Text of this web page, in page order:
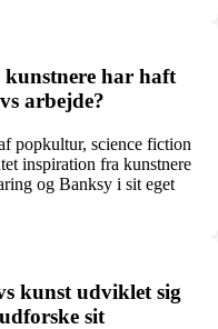
har haft
arbejde?
popkultur, science fiction
inspiration fra kunstnere
og Banksy i sit eget
kunst udviklet sig
sit